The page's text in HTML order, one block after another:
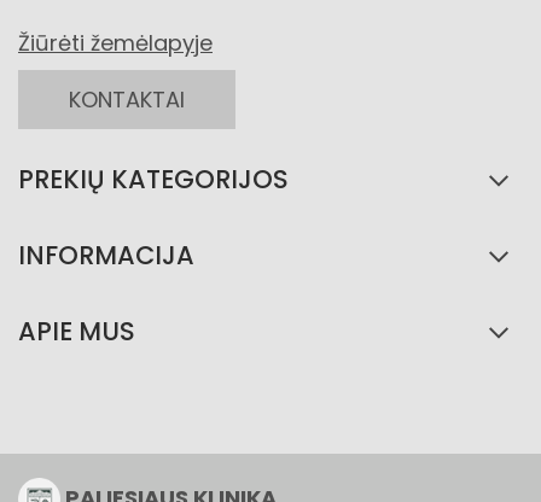
Žiūrėti žemėlapyje
KONTAKTAI
PREKIŲ KATEGORIJOS
INFORMACIJA
APIE MUS